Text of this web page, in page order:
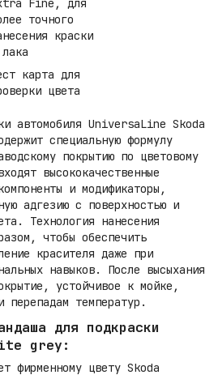
Fine, для
точного
краски
карта для
цвета
автомобиля UniversaLine Skoda
специальную формулу
покрытию по цветовому
высококачественные
и модификаторы,
адгезию с поверхностью и
Технология нанесения
чтобы обеспечить
красителя даже при
навыков. После высыхания
устойчивое к мойке,
перепадам температур.
для подкраски
grey:
фирменному цвету Skoda